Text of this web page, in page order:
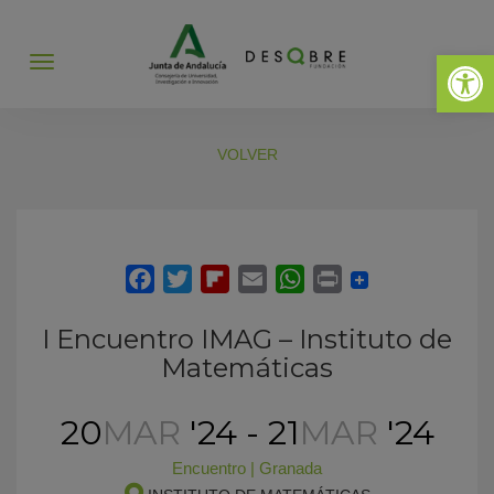
Abrir
Abrir
VOLVER
I Encuentro IMAG – Instituto de
Matemáticas
20MAR '24 - 21MAR '24
Encuentro | Granada